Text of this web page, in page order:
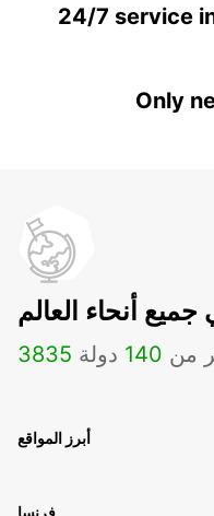
24/7 service
Only
أنحاء العالم
3835 من 140 دولة
أبرز المواقع